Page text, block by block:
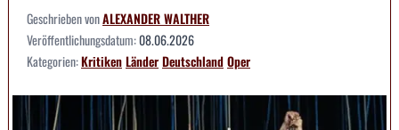
Geschrieben vonALEXANDER WALTHER
Veröffentlichungsdatum:08.06.2026
Kategorien:KritikenLänderDeutschlandOper